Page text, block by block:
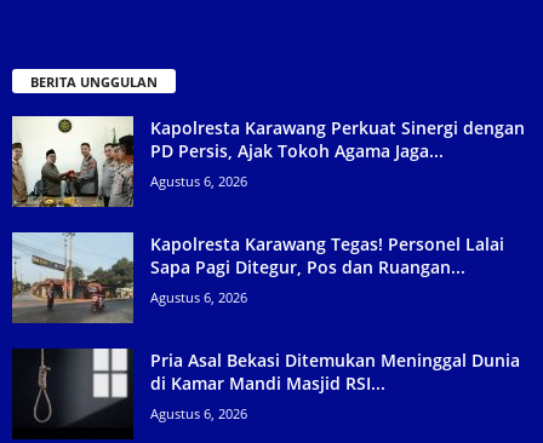
BERITA UNGGULAN
Kapolresta Karawang Perkuat Sinergi dengan
PD Persis, Ajak Tokoh Agama Jaga...
Agustus 6, 2026
Kapolresta Karawang Tegas! Personel Lalai
Sapa Pagi Ditegur, Pos dan Ruangan...
Agustus 6, 2026
Pria Asal Bekasi Ditemukan Meninggal Dunia
di Kamar Mandi Masjid RSI...
Agustus 6, 2026